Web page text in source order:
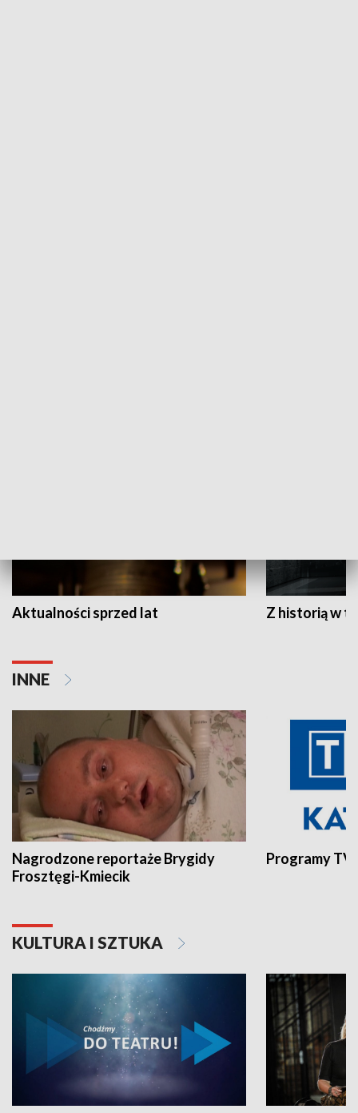
Aktualności sprzed lat Z historią w
INNE
Nagrodzone reportaże Brygidy
Frosztęgi-Kmiecik
Programy
KULTURA I SZTUKA